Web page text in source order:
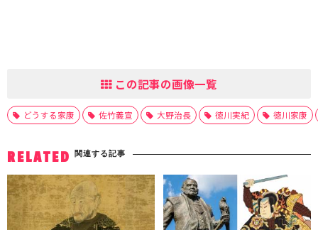
この記事の画像一覧
どうする家康 佐竹義宣 大野治長 徳川実紀 徳川家康
RELATED 関連する記事